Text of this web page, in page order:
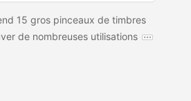
15 gros pinceaux de timbres
de nombreuses utilisations